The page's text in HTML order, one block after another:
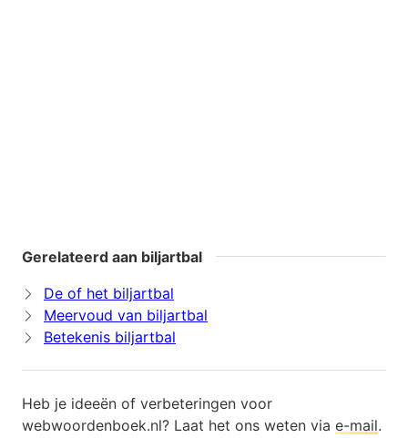
Gerelateerd aan biljartbal
De of het biljartbal
Meervoud van biljartbal
Betekenis biljartbal
Heb je ideeën of verbeteringen voor
webwoordenboek.nl? Laat het ons weten via e-mail.